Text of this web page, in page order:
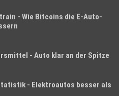
- Wie Bitcoins die E-Auto-
- Auto klar an der Spitze
- Elektroautos besser als